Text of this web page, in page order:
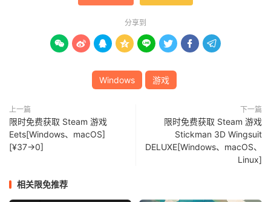
分享到
       
Windows 游戏
上一篇
限时免费获取 Steam 游戏
Eets[Windows、macOS]
[¥37→0]
下一篇
限时免费获取 Steam 游戏
Stickman 3D Wingsuit
DELUXE[Windows、macOS、
Linux]
相关限免推荐